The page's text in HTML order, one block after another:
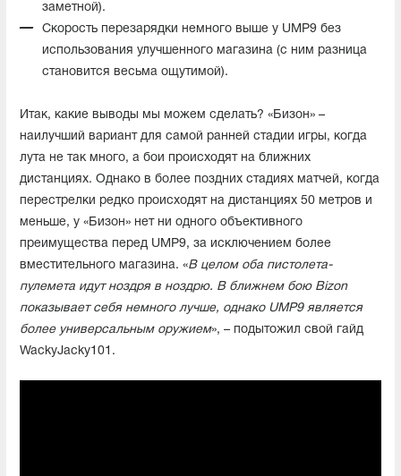
заметной).
Скорость перезарядки немного выше у UMP9 без
использования улучшенного магазина (с ним разница
становится весьма ощутимой).
Итак, какие выводы мы можем сделать? «Бизон» –
наилучший вариант для самой ранней стадии игры, когда
лута не так много, а бои происходят на ближних
дистанциях. Однако в более поздних стадиях матчей, когда
перестрелки редко происходят на дистанциях 50 метров и
меньше, у «Бизон» нет ни одного объективного
преимущества перед UMP9, за исключением более
вместительного магазина. «В целом оба пистолета-
пулемета идут ноздря в ноздрю. В ближнем бою Bizon
показывает себя немного лучше, однако UMP9 является
более универсальным оружием», – подытожил свой гайд
WackyJacky101.